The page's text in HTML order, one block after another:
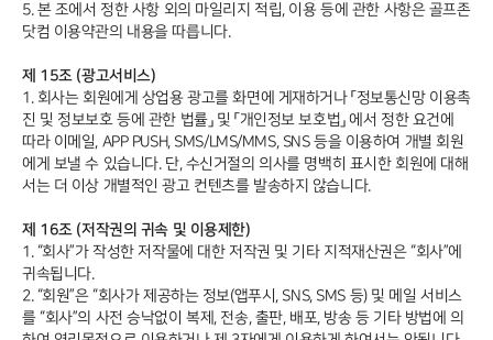
5. 본 조에서 정한 사항 외의 마일리지 적립, 이용 등에 관한 사항은 골프존
닷컴 이용약관의 내용을 따릅니다.
제 15조 (광고서비스)
1. 회사는 회원에게 상업용 광고를 화면에 게재하거나 「정보통신망 이용촉
진 및 정보보호 등에 관한 법률」 및 「개인정보 보호법」 에서 정한 요건에
따라 이메일, APP PUSH, SMS/LMS/MMS, SNS 등을 이용하여 개별 회원
에게 보낼 수 있습니다. 단, 수신거절의 의사를 명백히 표시한 회원에 대해
서는 더 이상 개별적인 광고 컨텐츠를 발송하지 않습니다.
제 16조 (저작권의 귀속 및 이용제한)
1. “회사”가 작성한 저작물에 대한 저작권 및 기타 지적재산권은 “회사”에
귀속됩니다.
2. “회원”은 “회사가 제공하는 정보(앱푸시, SNS, SMS 등) 및 메일 서비스
를 “회사”의 사전 승낙없이 복제, 전송, 출판, 배포, 방송 등 기타 방법에 의